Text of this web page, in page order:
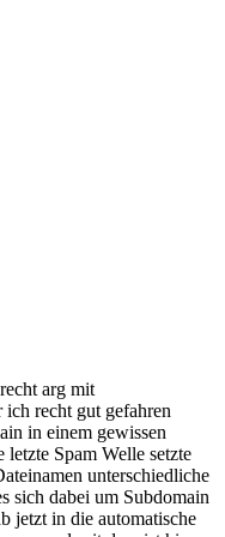
arg mit
recht gut gefahren
in einem gewissen
Spam Welle setzte
unterschiedliche
sich dabei um Subdomain
jetzt in die automatische